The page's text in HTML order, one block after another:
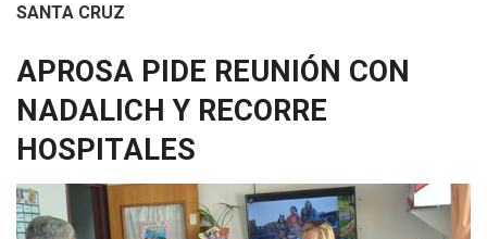
SANTA CRUZ
APROSA PIDE REUNIÓN CON
NADALICH Y RECORRE
HOSPITALES